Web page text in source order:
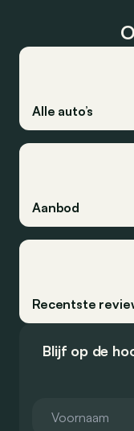
Alle auto’s
Aanbod
Recentste
Blijf op de